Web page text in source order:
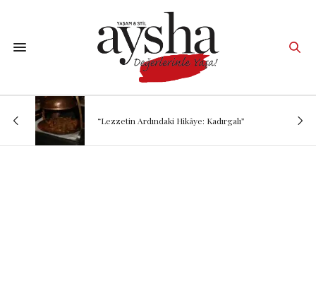
“Lezzetin Ardındaki Hikâye: Kadırgalı”